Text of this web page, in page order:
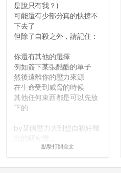
是說只有我？)
可能還有少部分真的快撐不
下去了
但除了自殺之外，請記住：
你還有其他的選擇
例如簽下某張酷酷的單子
然後遠離你的壓力來源
在生命受到威脅的時候
其他任何東西都是可以先放
下的
by某個壓力大到想自殺好幾
點擊打開全文